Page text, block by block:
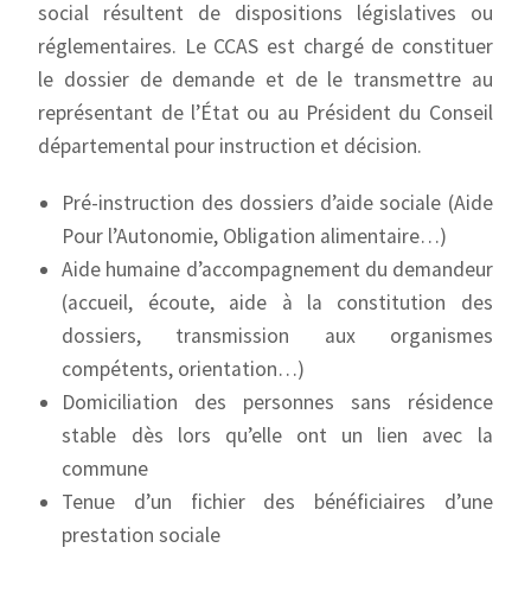
social résultent de dispositions législatives ou
réglementaires. Le CCAS est chargé de constituer
le dossier de demande et de le transmettre au
représentant de l’État ou au Président du Conseil
départemental pour instruction et décision.
Pré-instruction des dossiers d’aide sociale (Aide
Pour l’Autonomie, Obligation alimentaire…)
Aide humaine d’accompagnement du demandeur
(accueil, écoute, aide à la constitution des
dossiers, transmission aux organismes
compétents, orientation…)
Domiciliation des personnes sans résidence
stable dès lors qu’elle ont un lien avec la
commune
Tenue d’un fichier des bénéficiaires d’une
prestation sociale